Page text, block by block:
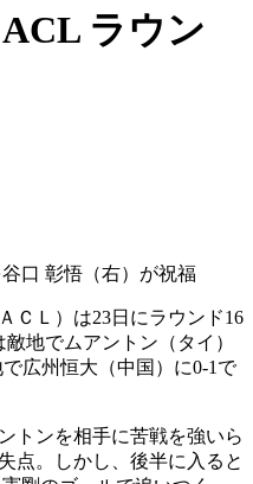
ラウン
口 彰悟（右）が祝福
ＣＬ）は23日にラウンド16
地でムアントン（タイ）
広州恒大（中国）に0-1で
トンを相手に苦戦を強いら
点。しかし、後半に入ると